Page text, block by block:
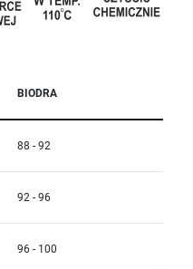
BIODRA
88 - 92
92 - 96
96 - 100